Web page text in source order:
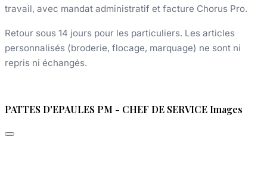
travail, avec mandat administratif et facture Chorus Pro.
Retour sous 14 jours pour les particuliers. Les articles
personnalisés (broderie, flocage, marquage) ne sont ni
repris ni échangés.
PATTES D'EPAULES PM - CHEF DE SERVICE Images